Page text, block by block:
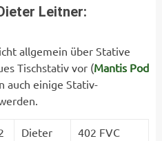
Leitner:
allgemein über Stative
Tischstativ vor (Mantis Pod
auch einige Stativ-
Dieter
402 FVC